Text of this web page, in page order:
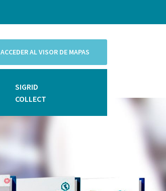
ACCEDER AL VISOR DE MAPAS
SIGRID
COLLECT